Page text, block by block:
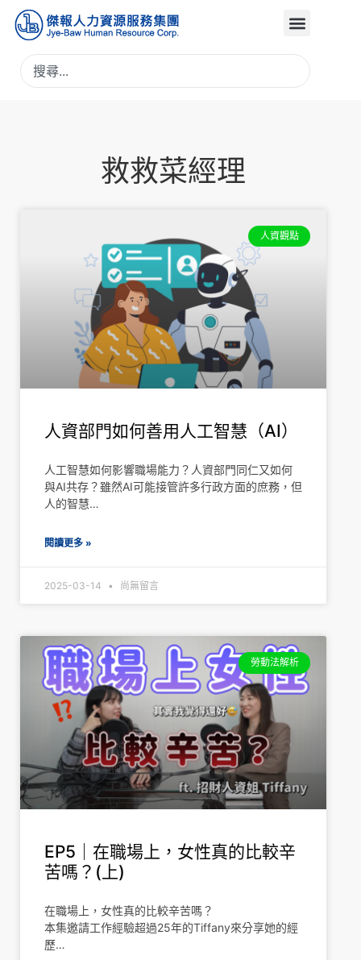
救救菜經理
人資觀點
人資部門如何善用人工智慧（AI）
人工智慧如何影響職場能力？人資部門同仁又如何
與AI共存？雖然AI可能接管許多行政方面的庶務，但
人的智慧…
閱讀更多 »
2025-03-14 尚無留言
勞動法解析
EP5｜在職場上，女性真的比較辛
苦嗎？(上)
在職場上，女性真的比較辛苦嗎？
本集邀請工作經驗超過25年的Tiffany來分享她的經
歷…